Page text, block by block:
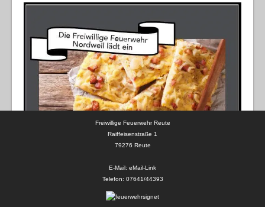
Freiwillige Feuerwehr Reute
Raiffeisenstraße 1
79276 Reute
E-Mail: eMail-Link
Telefon: 07641/44393